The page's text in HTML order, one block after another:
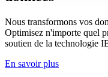
Nous transformons vos
Optimisez n'importe quel
soutien de la technologie
En savoir plus